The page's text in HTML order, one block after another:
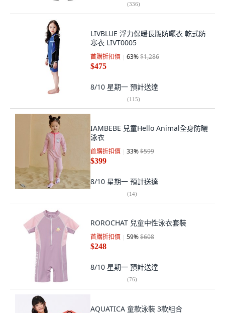
(336)
LIVBLUE 浮力保暖長版防曬衣 乾式防
寒衣 LIVT0005
首購折扣價 63%$1,286
$475
8/10 星期一 預計送達
(115)
IAMBEBE 兒童Hello Animal全身防曬
泳衣
首購折扣價 33%$599
$399
8/10 星期一 預計送達
(14)
ROROCHAT 兒童中性泳衣套裝
首購折扣價 59%$608
$248
8/10 星期一 預計送達
(76)
AQUATICA 童款泳裝 3款組合